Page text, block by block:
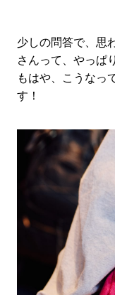
少しの問答で、思
さんって、やっぱ
もはや、こうなっ
す！